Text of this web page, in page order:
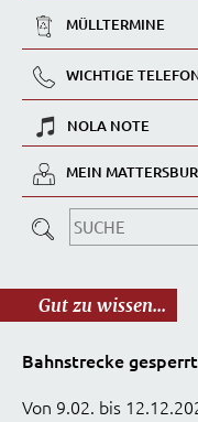
MÜLLTERMINE
WICHTIGE
NOLA NOTE
MEIN
Gut zu wissen...
Bahnstrecke
Von 9.02. bis